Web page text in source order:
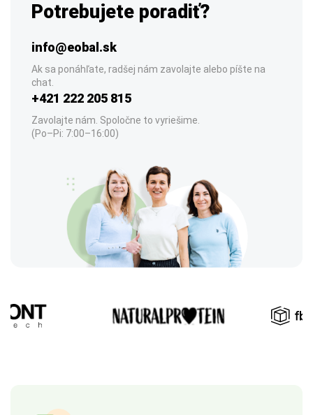
Potrebujete poradiť?
info@eobal.sk
Ak sa ponáhľate, radšej nám zavolajte alebo píšte na
chat.
+421 222 205 815
Zavolajte nám. Spoločne to vyriešime.
(Po–Pi: 7:00–16:00)